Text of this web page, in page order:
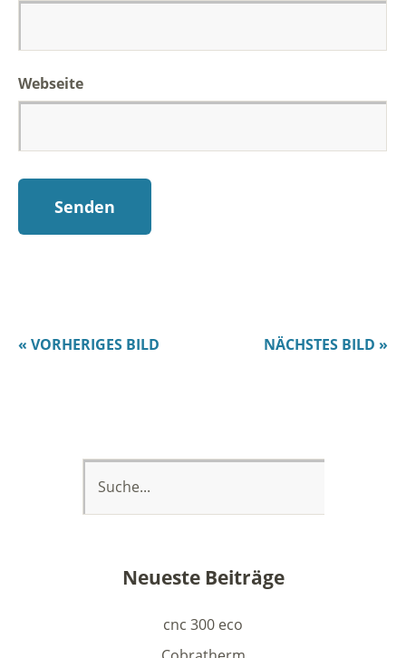
Webseite
« VORHERIGES BILD NÄCHSTES BILD »
Neueste Beiträge
cnc 300 eco